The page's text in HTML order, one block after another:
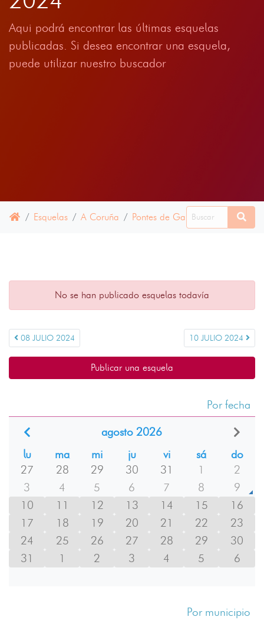
Aqui podrá encontrar las últimas esquelas
publicadas. Si desea encontrar una esquela,
puede utilizar nuestro buscador
Esquelas A Coruña Pontes de García Rodríguez, As
No se han publicado esquelas todavía
08 JULIO 2024 10 JULIO 2024
Publicar una esquela
Por fecha
agosto 2026
lu
ma mi ju vi sá
do
27
28 29 30 31 1
2
3
4 5 6 7 8
9
10
11 12 13 14 15
16
17
18 19 20 21 22
23
24
25 26 27 28 29
30
31
1 2 3 4 5 6
Por municipio